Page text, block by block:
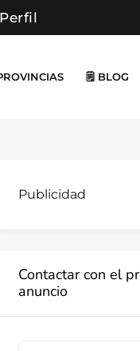
🗒️ BLOG
Publicidad
Contactar con el
anuncio